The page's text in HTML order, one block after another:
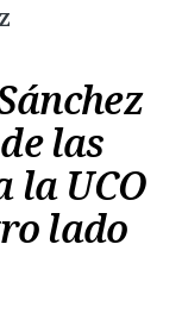
las
la UCO
lado